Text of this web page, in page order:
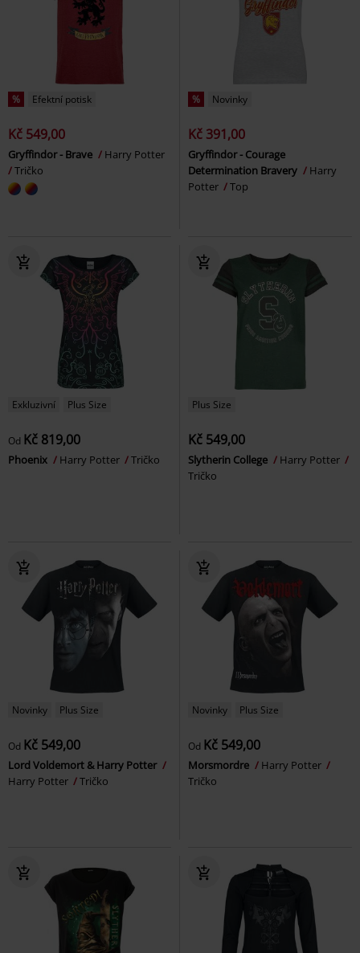
% Efektní potisk
Kč 549,00
Gryffindor - Brave
Harry Potter
Tričko
% Novinky
Kč 391,00
Gryffindor - Courage
Determination Bravery
Harry
Potter
Top
Exkluzivní Plus Size
Od Kč 819,00
Phoenix Harry Potter Tričko
Plus Size
Kč 549,00
Slytherin College
Harry Potter
Tričko
Novinky Plus Size
Od Kč 549,00
Lord Voldemort & Harry Potter
Harry Potter
Tričko
Novinky Plus Size
Od Kč 549,00
Morsmordre
Harry Potter
Tričko